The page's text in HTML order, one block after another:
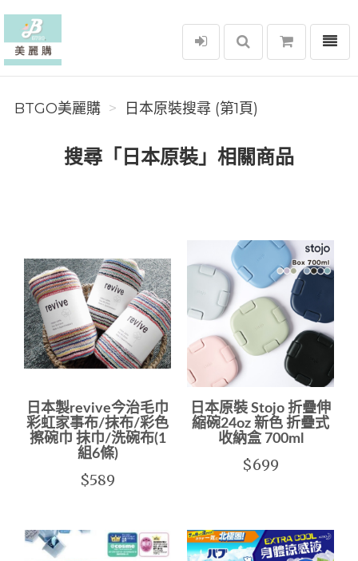
BTGO美麗購
選單
BTGO美麗購 日本原裝搜尋 (第1頁)
搜尋「日本原裝」相關商品
日本製revive今治毛巾
彩虹家事布/抹布/彩色
擦碗巾 抹巾/洗碗布(1
組6條)
$589
日本原裝 Stojo 折疊伸
縮碗24oz 新色 折疊式
收納盒 700ml
$699